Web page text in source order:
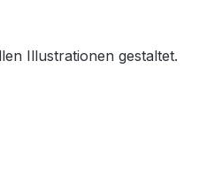
Illustrationen gestaltet.